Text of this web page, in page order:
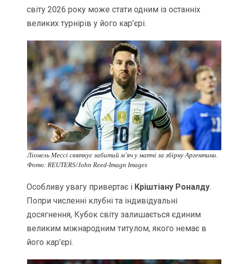
світу 2026 року може стати одним із останніх
великих турнірів у його кар’єрі.
Ліонель Мессі святкує забитий м’яч у матчі за збірну Аргентини.
Фото: REUTERS/John Reed-Imagn Images
Особливу увагу привертає і Кріштіану Роналду.
Попри численні клубні та індивідуальні
досягнення, Кубок світу залишається єдиним
великим міжнародним титулом, якого немає в
його кар’єрі.